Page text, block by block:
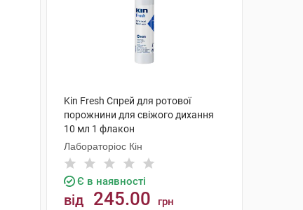
Kin Fresh Спрей для ротової
порожнини для свіжого дихання
10 мл 1 флакон
Лабораторіос Кін
Є в наявності
від 245.00 грн